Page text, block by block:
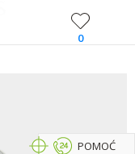
0
POMOĆ